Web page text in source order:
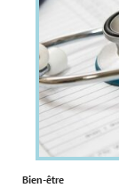
Bien-être